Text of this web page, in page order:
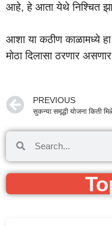
आहे, हे आता येथे निश्चित
आशा या कठीण काळामध्ये हा
मोठा दिलासा ठरणार
PREVIOUS